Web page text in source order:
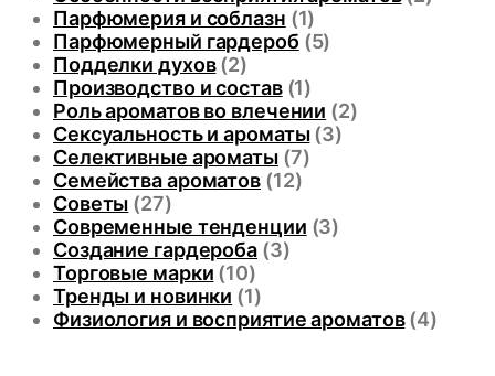
Парфюмерия и соблазн (1)
Парфюмерный гардероб (5)
Подделки духов(2)
Производство и состав(1)
Роль ароматов во влечении (2)
Сексуальность и ароматы(3)
Селективные ароматы(7)
Семейства ароматов(12)
Советы (27)
Современные тенденции (3)
Создание гардероба(3)
Торговые марки (10)
Тренды и новинки (1)
Физиология и восприятие ароматов(4)